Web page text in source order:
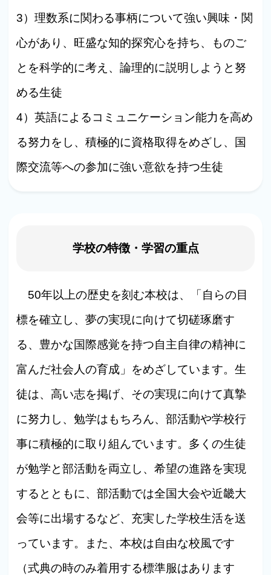
3）理数系に関わる事柄について強い興味・関
心があり、旺盛な知的探究心を持ち、ものご
とを科学的に考え、論理的に説明しようと努
める生徒
4）英語によるコミュニケーション能力を高め
る努力をし、積極的に資格取得をめざし、国
際交流等への参加に強い意欲を持つ生徒
学校の特徴・学習の重点
50年以上の歴史を刻む本校は、「自らの目
標を確立し、夢の実現に向けて切磋琢磨す
る、豊かな国際感覚を持つ自主自律の精神に
富んだ社会人の育成」をめざしています。生
徒は、高い志を掲げ、その実現に向けて真摯
に努力し、勉学はもちろん、部活動や学校行
事に積極的に取り組んでいます。多くの生徒
が勉学と部活動を両立し、希望の進路を実現
するとともに、部活動では全国大会や近畿大
会等に出場するなど、充実した学校生活を送
っています。また、本校は自由な校風です
（式典の時のみ着用する標準服はあります